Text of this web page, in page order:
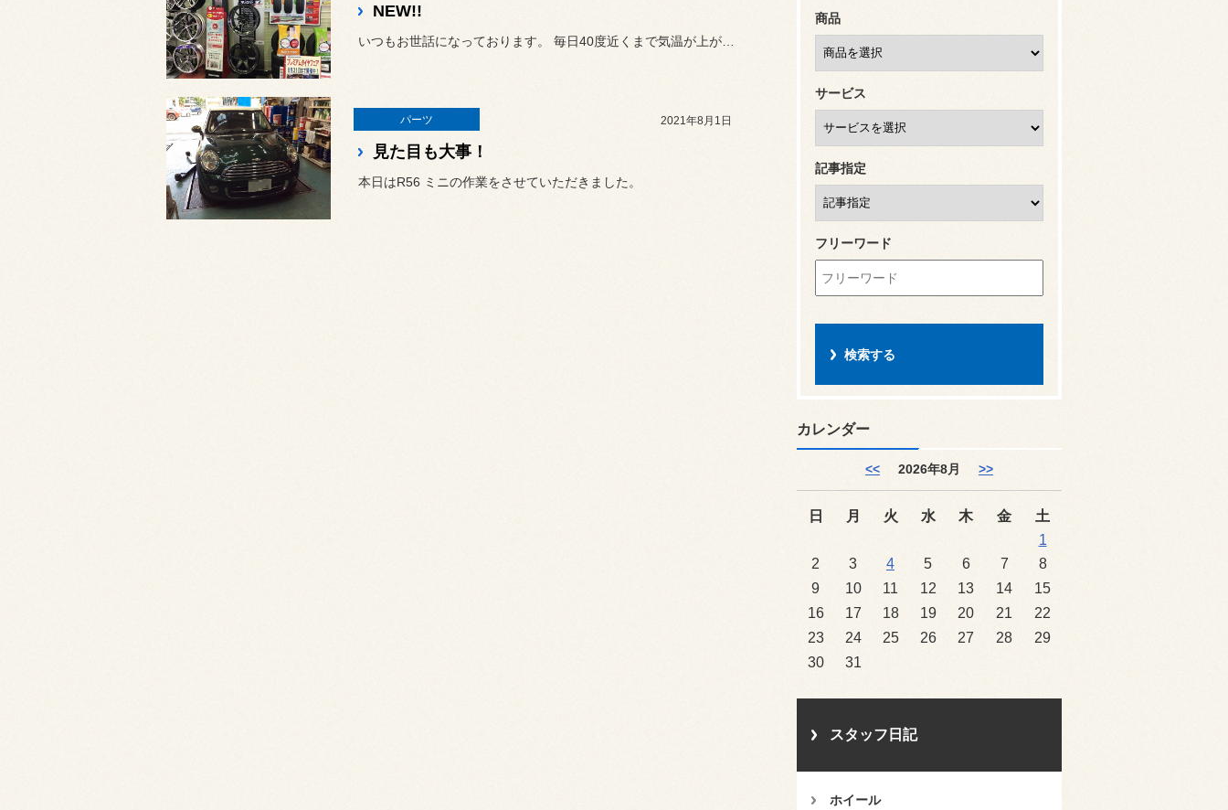
NEW!!
パーツ 2021年8月1日
見た目も大事！
本日はR56 ミニの作業をさせていただきました。
商品
サービス
記事指定
フリーワード
カレンダー
<< 2026年8月 >>
日 月 火 水 木 金
土
1
2
3 4 5 6 7
8
9
10 11 12 13 14
15
16
17 18 19 20 21
22
23
24 25 26 27 28
29
30
31
スタッフ日記
ホイール